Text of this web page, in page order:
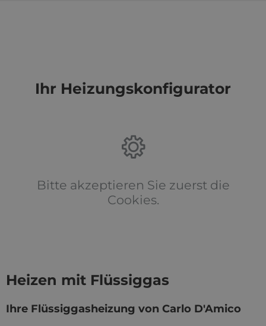
Ihr Heizungskonfigurator
Bitte akzeptieren Sie zuerst die
Cookies.
Heizen mit Flüssiggas
Ihre Flüssiggasheizung von Carlo D'Amico